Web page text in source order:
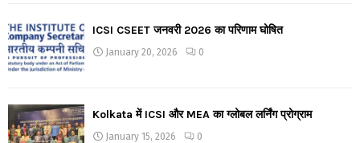
ICSI CSEET जनवरी 2026 का परिणाम घोषित
January 20, 2026 0
Kolkata में ICSI और MEA का ग्लोबल लर्निंग प्रोग्राम
January 15, 2026 0